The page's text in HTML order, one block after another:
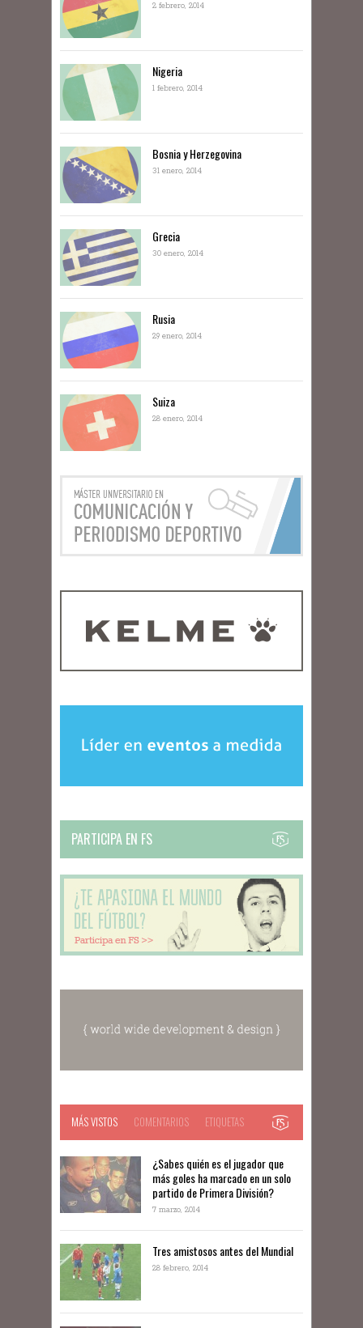
2 febrero, 2014
Nigeria
1 febrero, 2014
Bosnia y Herzegovina
31 enero, 2014
Grecia
30 enero, 2014
Rusia
29 enero, 2014
Suiza
28 enero, 2014
PARTICIPA EN FS
MÁS VISTOS COMENTARIOS ETIQUETAS
¿Sabes quién es el jugador que
más goles ha marcado en un solo
partido de Primera División?
7 marzo, 2014
Tres amistosos antes del Mundial
28 febrero, 2014